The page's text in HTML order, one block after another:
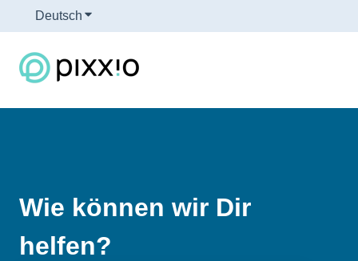
Deutsch Untermenü für Übersetzungen anzeigen
Wie können wir Dir
helfen?